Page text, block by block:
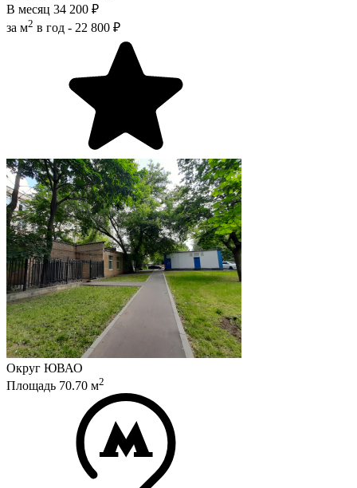
В месяц 34 200 ₽
за м2 в год - 22 800 ₽
Округ ЮВАО
Площадь 70.70 м2